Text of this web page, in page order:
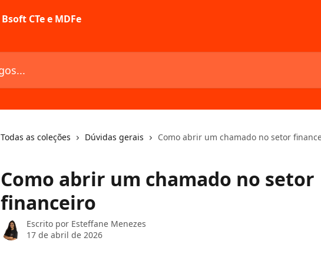
Todas as coleções Dúvidas gerais Como abrir um chamado no setor
Como abrir um chamado no setor
financeiro
Escrito por Esteffane Menezes
17 de abril de 2026